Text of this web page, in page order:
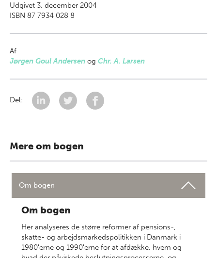
Udgivet 3. december 2004
ISBN 87 7934 028 8
Af
Jørgen Goul Andersen og Chr. A. Larsen
Del:
Mere om bogen
Om bogen
Om bogen
Her analyseres de større reformer af pensions-,
skatte- og arbejdsmarkedspolitikken i Danmark i
1980'erne og 1990'erne for at afdække, hvem og